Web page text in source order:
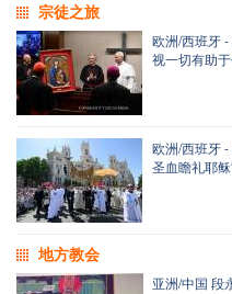
宗徒之旅
欧洲/西班牙
视一切有助
欧洲/西班牙
圣血瞻礼耶
地方教会
亚洲/中国 段